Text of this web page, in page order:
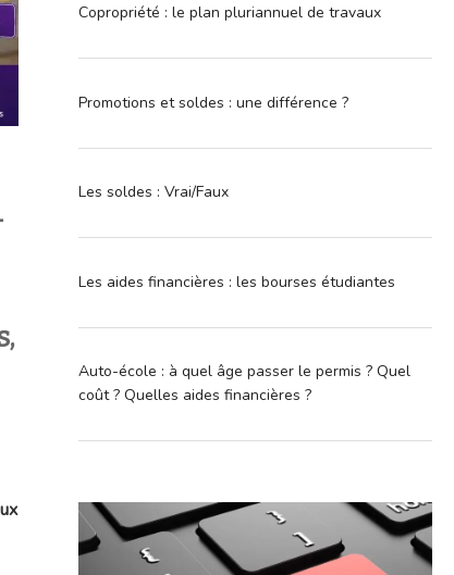
Copropriété : le plan pluriannuel de travaux
Promotions et soldes : une différence ?
Les soldes : Vrai/Faux
Les aides financières : les bourses étudiantes
Auto-école : à quel âge passer le permis ? Quel
coût ? Quelles aides financières ?